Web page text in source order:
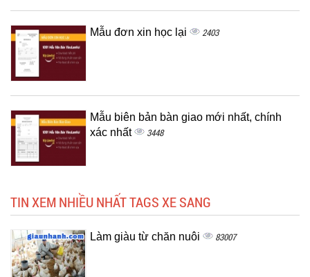
Mẫu đơn xin học lại 2403
Mẫu biên bản bàn giao mới nhất, chính
xác nhất
3448
TIN XEM NHIỀU NHẤT TAGS XE SANG
Làm giàu từ chăn nuôi 83007